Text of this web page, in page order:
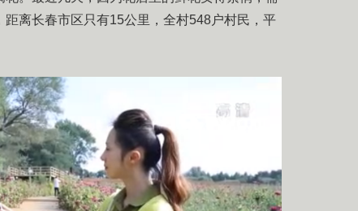
离长春市区只有15公里，全村548户村民，平